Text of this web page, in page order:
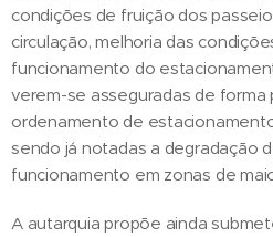
condições de fruição dos
circulação, melhoria das
funcionamento do
verem-se asseguradas de forma
ordenamento de
sendo já notadas a degradação
funcionamento em zonas de
A autarquia propõe ainda